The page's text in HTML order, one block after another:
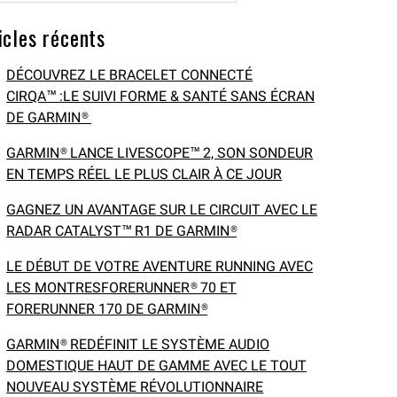
récents
DÉCOUVREZ LE BRACELET CONNECTÉ
CIRQA™ :LE SUIVI FORME & SANTÉ SANS ÉCRAN
DE GARMIN®
GARMIN® LANCE LIVESCOPE™ 2, SON SONDEUR
EN TEMPS RÉEL LE PLUS CLAIR À CE JOUR
GAGNEZ UN AVANTAGE SUR LE CIRCUIT AVEC LE
RADAR CATALYST™ R1 DE GARMIN®
LE DÉBUT DE VOTRE AVENTURE RUNNING AVEC
LES MONTRESFORERUNNER® 70 ET
FORERUNNER 170 DE GARMIN®
GARMIN® REDÉFINIT LE SYSTÈME AUDIO
DOMESTIQUE HAUT DE GAMME AVEC LE TOUT
NOUVEAU SYSTÈME RÉVOLUTIONNAIRE